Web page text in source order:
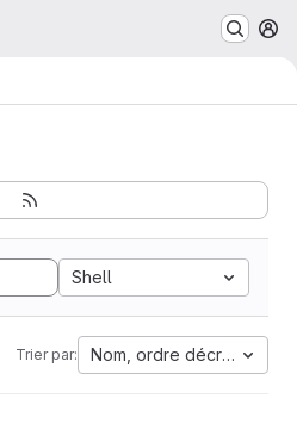
Shell
Trier par: Nom, ordre décroissant